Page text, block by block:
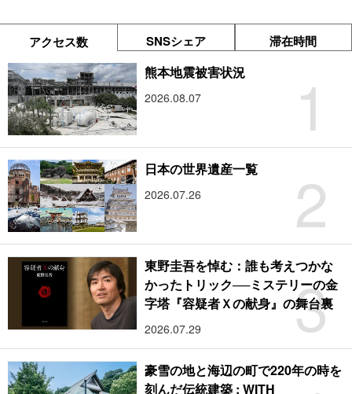
アクセス数 SNSシェア 滞在時間
1
熊本地震被害状況
2026.08.07
2
日本の世界遺産一覧
2026.07.26
3
東野圭吾を悼む：誰も考えつかな
かったトリック──ミステリーの金
字塔『容疑者Ｘの献身』の舞台裏
2026.07.29
豪雪の地と海辺の町で220年の時を
刻んだ伝統建築 : WITH